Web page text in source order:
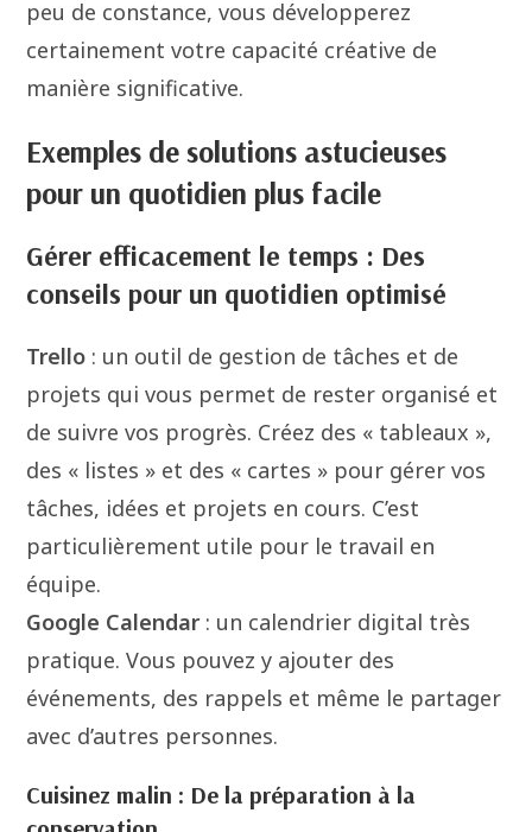
peu de constance, vous développerez
certainement votre capacité créative de
manière significative.
Exemples de solutions astucieuses
pour un quotidien plus facile
Gérer efficacement le temps : Des
conseils pour un quotidien optimisé
Trello : un outil de gestion de tâches et de
projets qui vous permet de rester organisé et
de suivre vos progrès. Créez des « tableaux »,
des « listes » et des « cartes » pour gérer vos
tâches, idées et projets en cours. C’est
particulièrement utile pour le travail en
équipe.
Google Calendar: un calendrier digital très
pratique. Vous pouvez y ajouter des
événements, des rappels et même le partager
avec d’autres personnes.
Cuisinez malin : De la préparation à la